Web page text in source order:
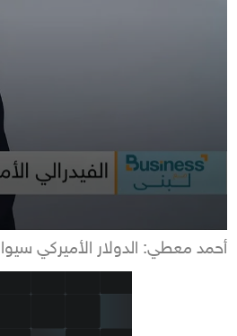
أحمد معطي: الدولار الأميركي